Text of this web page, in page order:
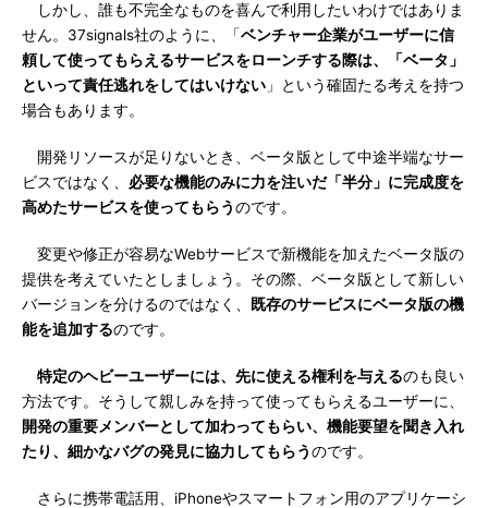
しかし、誰も不完全なものを喜んで利用したいわけではありま
せん。37signals社のように、「ベンチャー企業がユーザーに信
頼して使ってもらえるサービスをローンチする際は、「ベータ」
といって責任逃れをしてはいけない 」という確固たる考えを持つ
場合もあります。
開発リソースが足りないとき、ベータ版として中途半端なサー
ビスではなく、 必要な機能のみに力を注いだ「半分」に完成度を
高めたサービスを使ってもらうのです。
変更や修正が容易なWebサービスで新機能を加えたベータ版の
提供を考えていたとしましょう。その際、ベータ版として新しい
バージョンを分けるのではなく、
既存のサービスにベータ版の機
能を追加するのです。
特定のヘビーユーザーには、先に使える権利を与えるのも良い
方法です。そうして親しみを持って使ってもらえるユーザーに、
開発の重要メンバーとして加わってもらい、機能要望を聞き入れ
たり、細かなバグの発見に協力してもらうのです。
さらに携帯電話用、iPhoneやスマートフォン用のアプリケーシ